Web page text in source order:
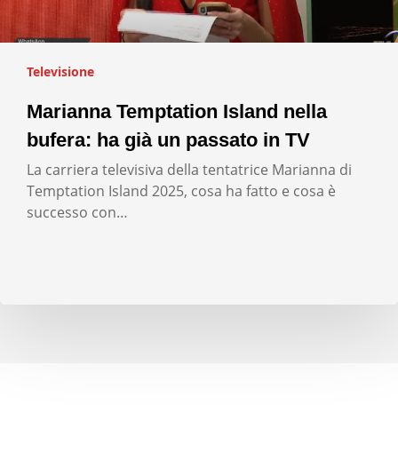
Televisione
Marianna Temptation Island nella
bufera: ha già un passato in TV
La carriera televisiva della tentatrice Marianna di
Temptation Island 2025, cosa ha fatto e cosa è
successo con…